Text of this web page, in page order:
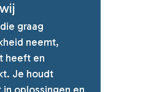
graag
neemt,
heeft en
Je houdt
oplossingen en